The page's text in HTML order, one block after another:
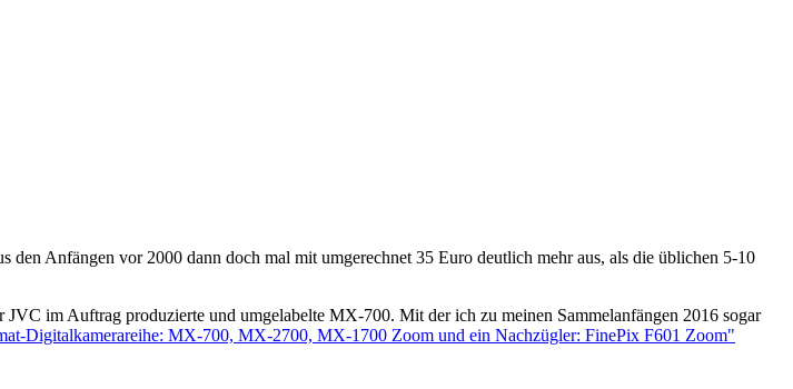
Anfängen vor 2000 dann doch mal mit umgerechnet 35 Euro deutlich mehr aus, als die üblichen 5-10
im Auftrag produzierte und umgelabelte MX-700. Mit der ich zu meinen Sammelanfängen 2016 sogar
Digitalkamerareihe: MX-700, MX-2700, MX-1700 Zoom und ein Nachzügler: FinePix F601 Zoom"